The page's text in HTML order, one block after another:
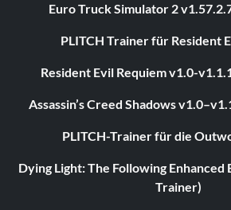
Euro Truck Simulator 2
PLITCH Trainer für Resident
Resident Evil Requiem v1.0-
Assassin’s Creed Shadows
PLITCH-Trainer für die
Dying Light: The Following Enhanced
Trainer)